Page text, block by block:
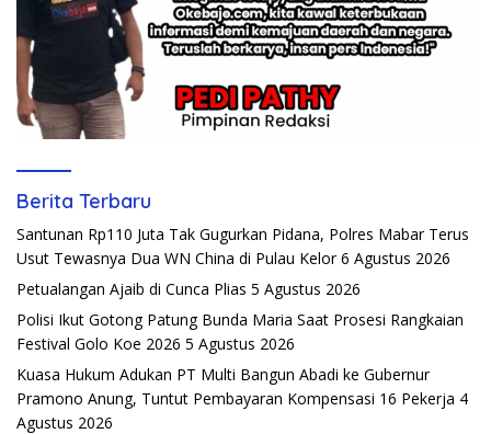
Berita Terbaru
Santunan Rp110 Juta Tak Gugurkan Pidana, Polres Mabar Terus
Usut Tewasnya Dua WN China di Pulau Kelor 6 Agustus 2026
Petualangan Ajaib di Cunca Plias 5 Agustus 2026
Polisi Ikut Gotong Patung Bunda Maria Saat Prosesi Rangkaian
Festival Golo Koe 2026 5 Agustus 2026
Kuasa Hukum Adukan PT Multi Bangun Abadi ke Gubernur
Pramono Anung, Tuntut Pembayaran Kompensasi 16 Pekerja 4
Agustus 2026